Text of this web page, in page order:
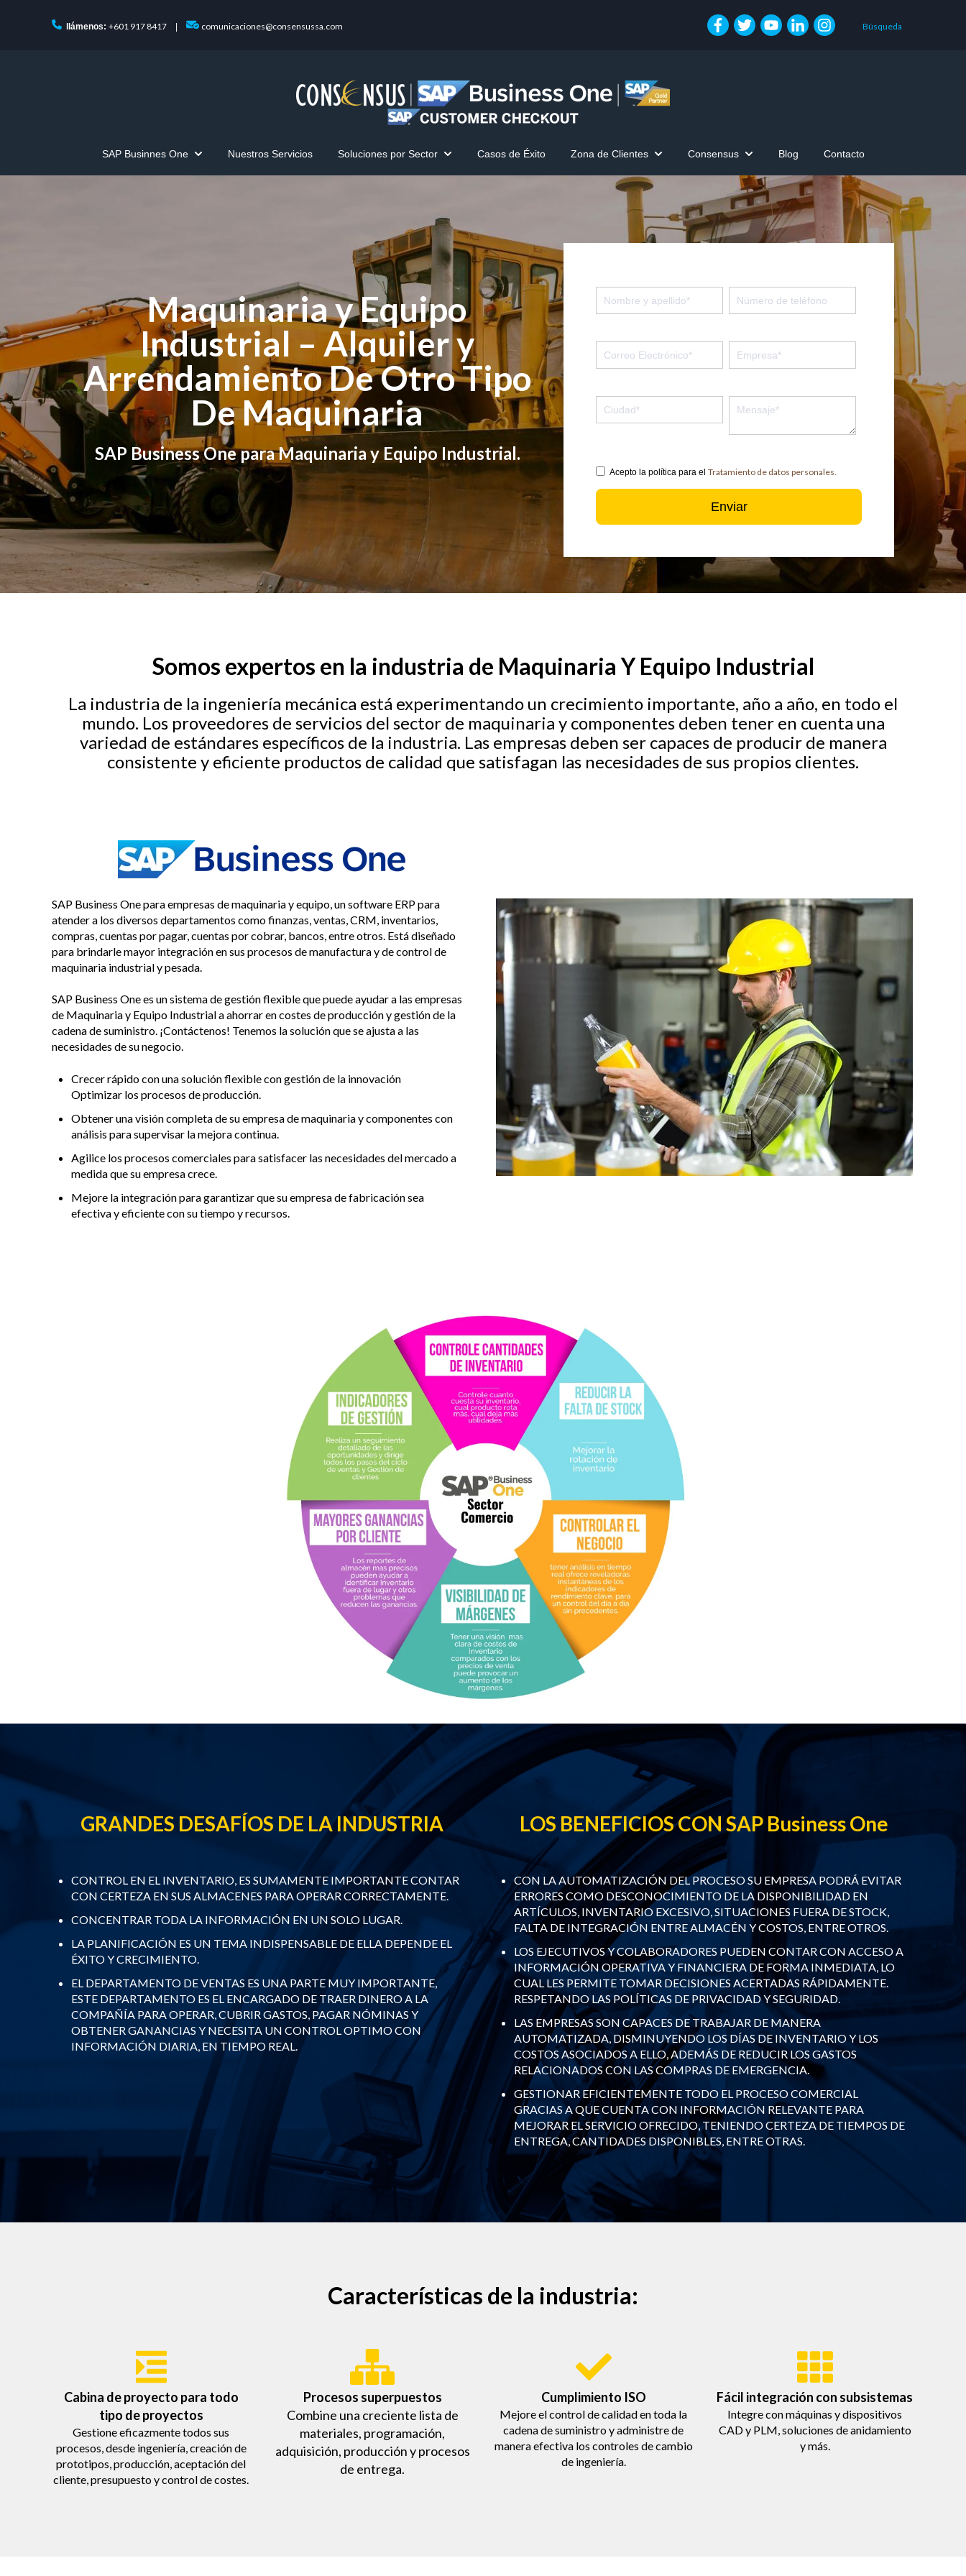
llámenos: +601 917 8417 comunicaciones@consensussa.com Búsqueda
SAP Businnes One
Show submenu for SAP Businnes One
Nuestros Servicios Soluciones por Sector
Show submenu for Soluciones por Sector
Casos de Éxito Zona de Clientes
Show submenu for Zona de Clientes
Consensus
Show submenu for Consensus
Blog Contacto
Maquinaria y Equipo
Industrial – Alquiler y
Arrendamiento De Otro Tipo
De Maquinaria
SAP Business One para Maquinaria y Equipo Industrial.
Acepto la política para elTratamiento de datos personales.
Somos expertos en la industria de Maquinaria Y Equipo Industrial
La industria de la ingeniería mecánica está experimentando un crecimiento importante, año a año, en todo el
mundo. Los proveedores de servicios del sector de maquinaria y componentes deben tener en cuenta una
variedad de estándares específicos de la industria. Las empresas deben ser capaces de producir de manera
consistente y eficiente productos de calidad que satisfagan las necesidades de sus propios clientes.
SAP Business One para empresas de maquinaria y equipo, un software ERP para
atender a los diversos departamentos como finanzas, ventas, CRM, inventarios,
compras, cuentas por pagar, cuentas por cobrar, bancos, entre otros. Está diseñado
para brindarle mayor integración en sus procesos de manufactura y de control de
maquinaria industrial y pesada.
SAP Business One es un sistema de gestión flexible que puede ayudar a las empresas
de Maquinaria y Equipo Industrial a ahorrar en costes de producción y gestión de la
cadena de suministro. ¡Contáctenos! Tenemos la solución que se ajusta a las
necesidades de su negocio.
Crecer rápido con una solución flexible con gestión de la innovación
Optimizar los procesos de producción.
Obtener una visión completa de su empresa de maquinaria y componentes con
análisis para supervisar la mejora continua.
Agilice los procesos comerciales para satisfacer las necesidades del mercado a
medida que su empresa crece.
Mejore la integración para garantizar que su empresa de fabricación sea
efectiva y eficiente con su tiempo y recursos.
GRANDES DESAFÍOS DE LA INDUSTRIA
CONTROL EN EL INVENTARIO, ES SUMAMENTE IMPORTANTE CONTAR
CON CERTEZA EN SUS ALMACENES PARA OPERAR CORRECTAMENTE.
CONCENTRAR TODA LA INFORMACIÓN EN UN SOLO LUGAR.
LA PLANIFICACIÓN ES UN TEMA INDISPENSABLE DE ELLA DEPENDE EL
ÉXITO Y CRECIMIENTO.
EL DEPARTAMENTO DE VENTAS ES UNA PARTE MUY IMPORTANTE,
ESTE DEPARTAMENTO ES EL ENCARGADO DE TRAER DINERO A LA
COMPAÑÍA PARA OPERAR, CUBRIR GASTOS, PAGAR NÓMINAS Y
OBTENER GANANCIAS Y NECESITA UN CONTROL OPTIMO CON
INFORMACIÓN DIARIA, EN TIEMPO REAL.
LOS BENEFICIOS CON SAP Business One
CON LA AUTOMATIZACIÓN DEL PROCESO SU EMPRESA PODRÁ EVITAR
ERRORES COMO DESCONOCIMIENTO DE LA DISPONIBILIDAD EN
ARTÍCULOS, INVENTARIO EXCESIVO, SITUACIONES FUERA DE STOCK,
FALTA DE INTEGRACIÓN ENTRE ALMACÉN Y COSTOS, ENTRE OTROS.
LOS EJECUTIVOS Y COLABORADORES PUEDEN CONTAR CON ACCESO A
INFORMACIÓN OPERATIVA Y FINANCIERA DE FORMA INMEDIATA, LO
CUAL LES PERMITE TOMAR DECISIONES ACERTADAS RÁPIDAMENTE.
RESPETANDO LAS POLÍTICAS DE PRIVACIDAD Y SEGURIDAD.
LAS EMPRESAS SON CAPACES DE TRABAJAR DE MANERA
AUTOMATIZADA, DISMINUYENDO LOS DÍAS DE INVENTARIO Y LOS
COSTOS ASOCIADOS A ELLO, ADEMÁS DE REDUCIR LOS GASTOS
RELACIONADOS CON LAS COMPRAS DE EMERGENCIA.
GESTIONAR EFICIENTEMENTE TODO EL PROCESO COMERCIAL
GRACIAS A QUE CUENTA CON INFORMACIÓN RELEVANTE PARA
MEJORAR EL SERVICIO OFRECIDO, TENIENDO CERTEZA DE TIEMPOS DE
ENTREGA, CANTIDADES DISPONIBLES, ENTRE OTRAS.
Características de la industria:
Cabina de proyecto para todo
tipo de proyectos
Gestione eficazmente todos sus
procesos, desde ingeniería, creación de
prototipos, producción, aceptación del
cliente, presupuesto y control de costes.
Procesos superpuestos
Combine una creciente lista de
materiales, programación,
adquisición, producción y procesos
de entrega.
Cumplimiento ISO
Mejore el control de calidad en toda la
cadena de suministro y administre de
manera efectiva los controles de cambio
de ingeniería.
Fácil integración con subsistemas
Integre con máquinas y dispositivos
CAD y PLM, soluciones de anidamiento
y más.